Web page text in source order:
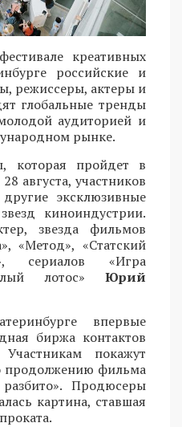
креативных
российские и
режиссеры, актеры и
глобальные тренды
аудиторией и
рынке.
которая пройдет в
августа, участников
эксклюзивные
киноиндустрии.
звезда фильмов
«Метод», «Статский
сериалов «Игра
лотос» Юрий
впервые
биржа контактов
покажут
продолжению фильма
Продюсеры
картина, ставшая